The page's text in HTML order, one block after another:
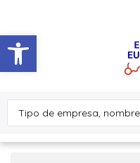
Abrir barra de